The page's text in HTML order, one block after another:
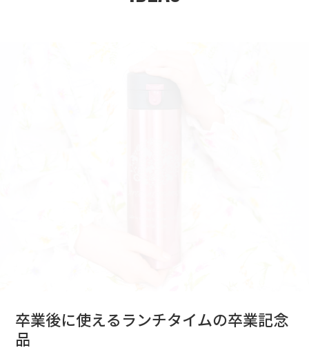
卒業後に使えるランチタイムの卒業記念
品